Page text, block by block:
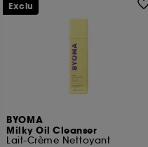
BYOMA
Milky Oil Cleanser
Lait-Crème Nettoyant
Exclu